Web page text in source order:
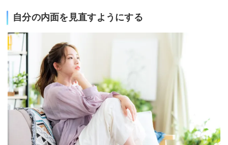
自分の内面を見直すようにする